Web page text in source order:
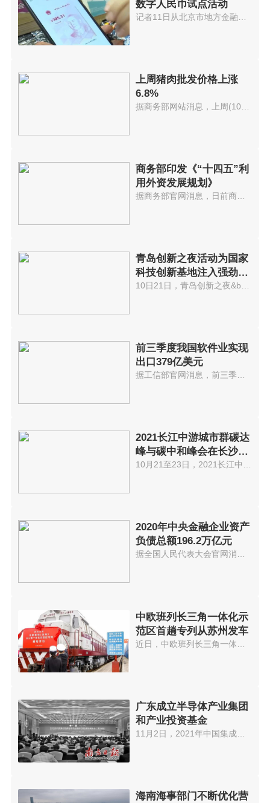
数字人民币试点活动
上周猪肉批发价格上涨
6.8%
商务部印发《“十四五”利
用外资发展规划》
青岛创新之夜活动为国家
科技创新基地注入强劲动
能
前三季度我国软件业实现
出口379亿美元
2021长江中游城市群碳达
峰与碳中和峰会在长沙举
办
10月21至23日，2021长江中游城市...
2020年中央金融企业资产
负债总额196.2万亿元
据全国人民代表大会官网消息，《...
中欧班列长三角一体化示
范区首趟专列从苏州发车
广东成立半导体产业集团
和产业投资基金
11月2日，2021年中国集成电路制...
海南海事部门不断优化营